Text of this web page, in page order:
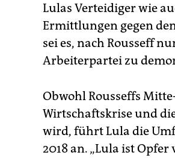
Lulas Verteidiger wie
Ermittlungen gegen
sei es, nach Rousseff
Arbeiterpartei zu
Obwohl Rousseffs
Wirtschaftskrise und
wird, führt Lula die
2018 an. „Lula ist